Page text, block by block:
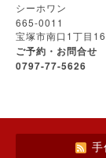
シーホワン
665-0011
宝塚市南口 1 丁目
ご予約・お問合せ
0797-77-5626
手